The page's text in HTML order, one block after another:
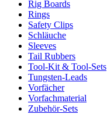
Rig Boards
Rings
Safety Clips
Schläuche
Sleeves
Tail Rubbers
Tool-Kit & Tool-Sets
Tungsten-Leads
Vorfächer
Vorfachmaterial
Zubehör-Sets